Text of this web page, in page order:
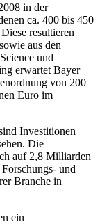
in der
ca. 400 bis 450
resultieren
aus den
und
erwartet Bayer
von 200
Euro im
Investitionen
Die
auf 2,8 Milliarden
und
Branche in
ein